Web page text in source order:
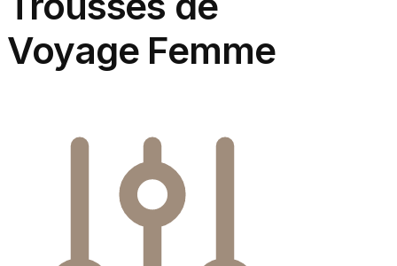
Voyage Femme